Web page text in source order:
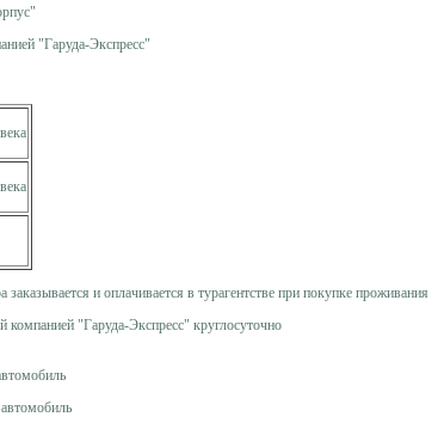
"Гаруда-Экспресс"
и оплачивается в турагентстве при покупке проживания
компанией "Гаруда-Экспресс" круглосуточно